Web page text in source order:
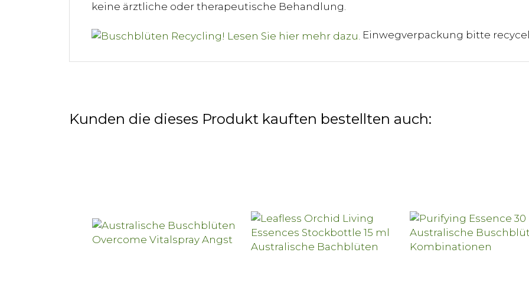
keine ärztliche oder therapeutische Behandlung.
Einwegverpackung bitte
Kunden die dieses Produkt kauften bestellten auch: